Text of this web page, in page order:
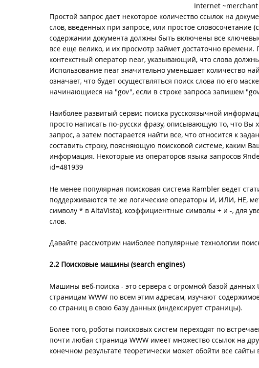
Internet
Простой запрос дает некоторое количество ссылок на
слов, введенных при запросе, или простое словосочетание
содержании документа должны быть включены все
все еще велико, и их просмотр займет достаточно
контекстный оператор near, указывающий, что слова
Использование near значительно уменьшает количество
означает, что будет осуществляться поиск слова по его
начинающиеся на "gov", если в строке запроса запишем
Наиболее развитый сервис поиска русскоязычной
просто написать по-русски фразу, описывающую то, что Вы
запрос, а затем постарается найти все, что относится к
составить строку, поясняющую поисковой системе, каким
информация. Некоторые из операторов языка запросов
id=481939
Не менее популярная поисковая система Rambler ведет
поддерживаются те же логические операторы И, ИЛИ, НЕ,
символу * в AltaVista), коэффициентные символы + и -, для
слов.
Давайте рассмотрим наиболее популярные технологии
2.2 Поисковые машины (search engines)
Машины веб-поиска - это сервера с огромной базой данных
страницам WWW по всем этим адресам, изучают
со страниц в свою базу данных (индексирует страницы).
Более того, роботы поисковых систем переходят по
почти любая страница WWW имеет множество ссылок на
конечном результате теоретически может обойти все сайты